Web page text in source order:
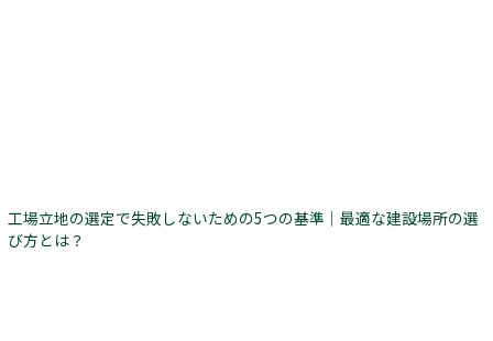
工場立地の選定で失敗しないための5つの基準｜最適な建設場所の選
び方とは？